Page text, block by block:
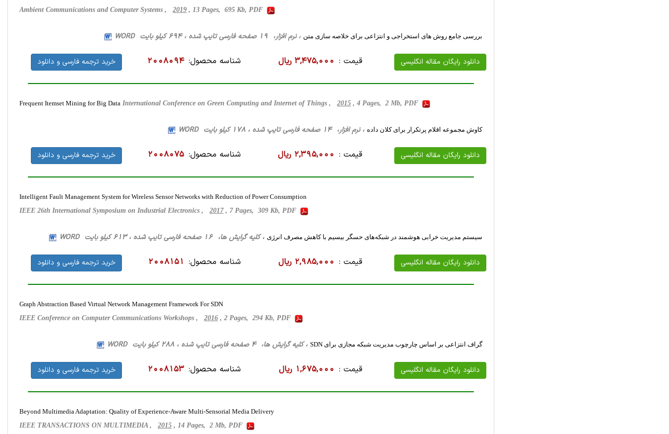
Ambient Communications and Computer Systems , 2019 , 13 Pages, 695 Kb, PDF
بررسی جامع روش های استخراجی و انتزاعی برای خلاصه سازی متن ، نرم افزار، 19 صفحه فارسی تایپ شده ، 694 کیلو بایت WORD
دانلود رایگان مقاله انگلیسی قیمت : 3,475,000 ریال شناسه محصول: 2008094 خرید ترجمه فارسی و دانلود
Frequent Itemset Mining for Big Data International Conference on Green Computing and Internet of Things , 2015 , 4 Pages, 2 Mb, PDF
کاوش مجموعه اقلام پرتکرار برای کلان داده ، نرم افزار، 14 صفحه فارسی تایپ شده ، 178 کیلو بایت WORD
دانلود رایگان مقاله انگلیسی قیمت : 2,395,000 ریال شناسه محصول: 2008075 خرید ترجمه فارسی و دانلود
Intelligent Fault Management System for Wireless Sensor Networks with Reduction of Power Consumption
IEEE 26th International Symposium on Industrial Electronics , 2017, 7 Pages, 309 Kb, PDF
سیستم مدیریت خرابی هوشمند در شبکه‌های حسگر بیسیم با کاهش مصرف انرژی ، کلیه گرایش ها، 16 صفحه فارسی تایپ شده ، 613 کیلو بایت WORD
دانلود رایگان مقاله انگلیسی قیمت : 2,985,000 ریال شناسه محصول: 2008151 خرید ترجمه فارسی و دانلود
Graph Abstraction Based Virtual Network Management Framework For SDN
IEEE Conference on Computer Communications Workshops , 2016 , 2 Pages, 294 Kb, PDF
گراف انتزاعی بر اساس چارچوب مدیریت شبکه مجازی برای SDN ، کلیه گرایش ها، 4 صفحه فارسی تایپ شده ، 288 کیلو بایت WORD
دانلود رایگان مقاله انگلیسی قیمت : 1,675,000 ریال شناسه محصول: 2008153 خرید ترجمه فارسی و دانلود
Beyond Multimedia Adaptation: Quality of Experience-Aware Multi-Sensorial Media Delivery
IEEE TRANSACTIONS ON MULTIMEDIA , 2015 , 14 Pages, 2 Mb, PDF